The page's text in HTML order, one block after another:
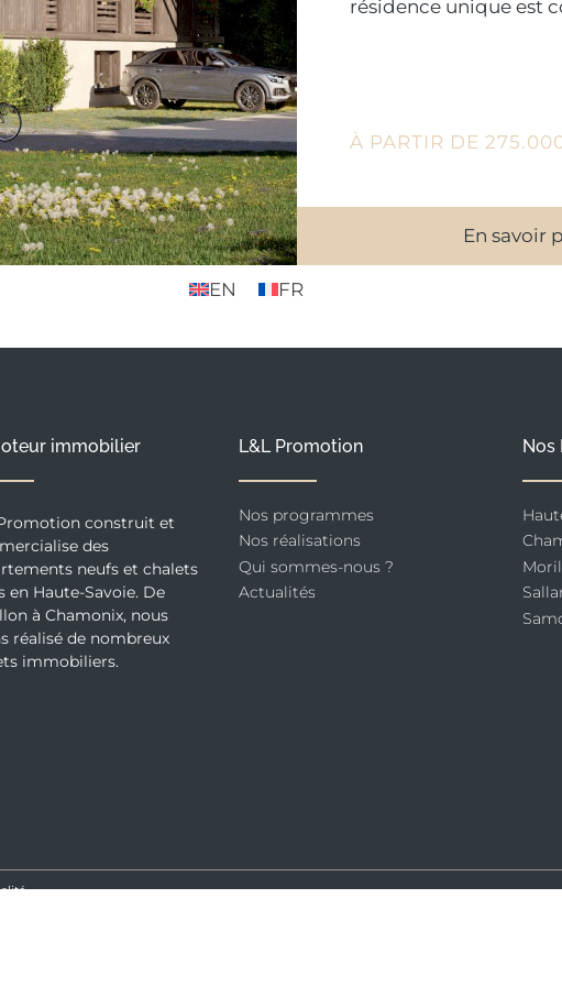
résidence unique est
À PARTIR DE
En savoir
EN FR
immobilier
construit et
des
neufs et chalets
en Haute-Savoie. De
à Chamonix, nous
réalisé de nombreux
immobiliers.
L&L Promotion
Nos programmes
Nos réalisations
Qui sommes-nous ?
Actualités
Nos